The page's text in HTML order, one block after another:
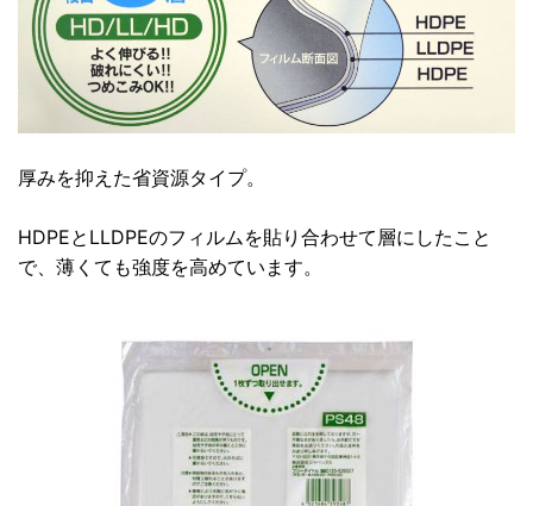
厚みを抑えた省資源タイプ。
HDPEとLLDPEのフィルムを貼り合わせて層にしたこと
で、薄くても強度を高めています。